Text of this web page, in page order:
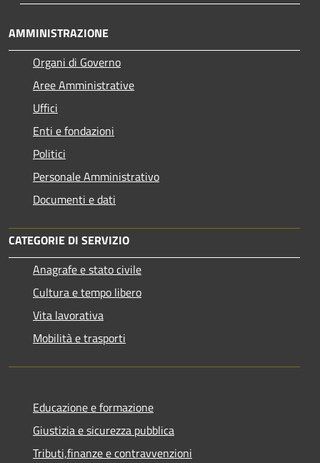
AMMINISTRAZIONE
Organi di Governo
Aree Amministrative
Uffici
Enti e fondazioni
Politici
Personale Amministrativo
Documenti e dati
CATEGORIE DI SERVIZIO
Anagrafe e stato civile
Cultura e tempo libero
Vita lavorativa
Mobilità e trasporti
Educazione e formazione
Giustizia e sicurezza pubblica
Tributi,finanze e contravvenzioni